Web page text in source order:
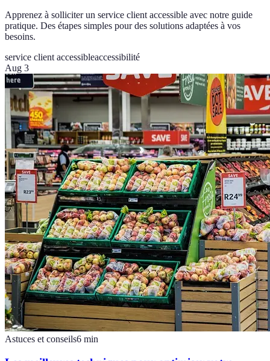
Apprenez à solliciter un service client accessible avec notre guide
pratique. Des étapes simples pour des solutions adaptées à vos
besoins.
service client accessibleaccessibilité
Aug 3
Astuces et conseils6 min